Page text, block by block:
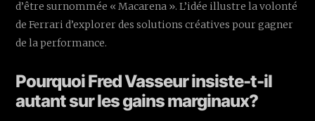
d’être surnommée « Macarena ». L’idée illustre la volonté
de Ferrari d’explorer des solutions créatives pour gagner
de la performance.
Pourquoi Fred Vasseur insiste-t-il
autant sur les gains marginaux?